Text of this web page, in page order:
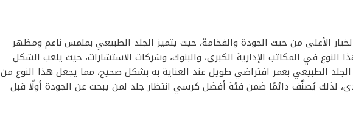
الأعلى من حيث الجودة والفخامة، حيث يتميز الجلد الطبيعي بملمس ناعم ومظهر
في المكاتب الإدارية الكبرى، والبنوك، وشركات الاستشارات، حيث يلعب الشكل
الجلد الطبيعي بعمر افتراضي طويل عند العناية به بشكل صحيح، مما يجعل هذا النوع من
لذلك يُصنَّف دائمًا ضمن فئة أفضل كرسي انتظار جلد لمن يبحث عن الجودة أولًا قبل